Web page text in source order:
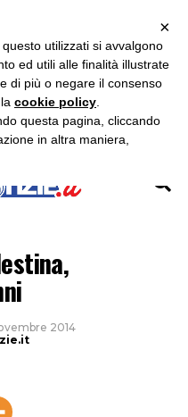
2014
×
utilizzati si avvalgono
ed utili alle finalità illustrate
di più o negare il consenso
cookie policy
questa pagina, cliccando
in altra maniera,